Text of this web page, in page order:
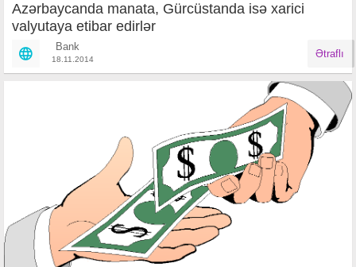
Azərbaycanda manata, Gürcüstanda isə xarici
valyutaya etibar edirlər
Bank
18.11.2014 Ətraflı